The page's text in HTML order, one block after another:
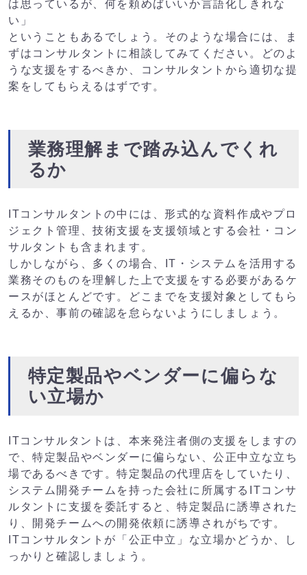
は思っているが、何を頼めばいいか言語化しきれな
い」
ということもあるでしょう。そのような場合には、ま
ずはコンサルタントに相談してみてください。どのよ
うな支援をするべきか、コンサルタントから適切な提
案をしてもらえるはずです。
業務理解まで踏み込んでくれ
るか
ITコンサルタントの中には、形式的な資料作成やプロ
ジェクト管理、技術支援を支援領域とする会社・コン
サルタントも含まれます。
しかしながら、多くの場合、IT・システムを活用する
業務そのものを理解した上で支援をする必要があるケ
ースがほとんどです。どこまでを支援対象としてもら
えるか、事前の確認を怠らないようにしましょう。
特定製品やベンダーに偏らな
い立場か
ITコンサルタントは、本来発注者側の支援をしますの
で、特定製品やベンダーに偏らない、公正中立な立ち
場であるべきです。特定製品の代理店をしていたり、
システム開発チームを持った会社に所属するITコンサ
ルタントに支援を委託すると、特定製品に誘導された
り、開発チームへの開発依頼に誘導されがちです。
ITコンサルタントが「公正中立」な立場かどうか、し
っかりと確認しましょう。